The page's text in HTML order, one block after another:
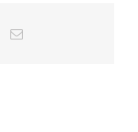
WhatsApp
E-